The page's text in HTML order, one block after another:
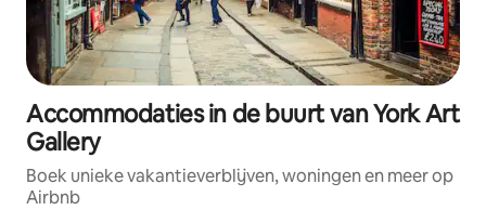
Accommodaties in de buurt van York Art
Gallery
Boek unieke vakantieverblijven, woningen en meer op
Airbnb